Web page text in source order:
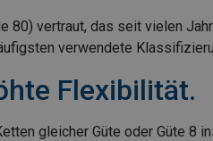
80) vertraut, das seit vielen
verwendete
Flexibilität.
gleicher Güte oder Güte 8